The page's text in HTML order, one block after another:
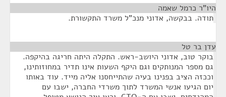
היו"ר כרמל שאמה
תודה. בבקשה, אדוני מנכ"ל משרד התקשורת.
עדן בר טל
בוקר טוב, אדוני היושב-ראש. התקלה היתה חריגה בהיקפה.
גם מספר המנותקים וגם היקף השעות אינו תדיר במחוזותינו,
וככזה הציב בפנינו בעיה שהתייחסנו אליה מייד. עוד באותו
יום הגיעו אנשי המשרד לתוך משרדי החברה, ישבו עם